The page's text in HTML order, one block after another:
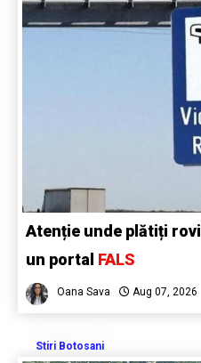
Atenție unde plătiți
un portal FALS
Oana Sava Aug 07, 2026
Stiri Botosani